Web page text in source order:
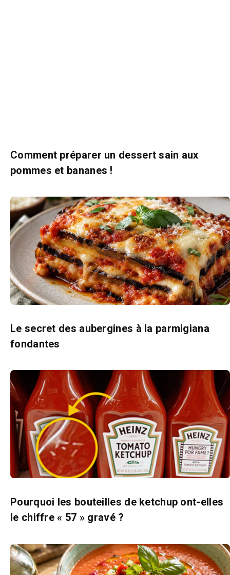
Comment préparer un dessert sain aux
pommes et bananes !
Le secret des aubergines à la parmigiana
fondantes
Pourquoi les bouteilles de ketchup ont-elles
le chiffre « 57 » gravé ?